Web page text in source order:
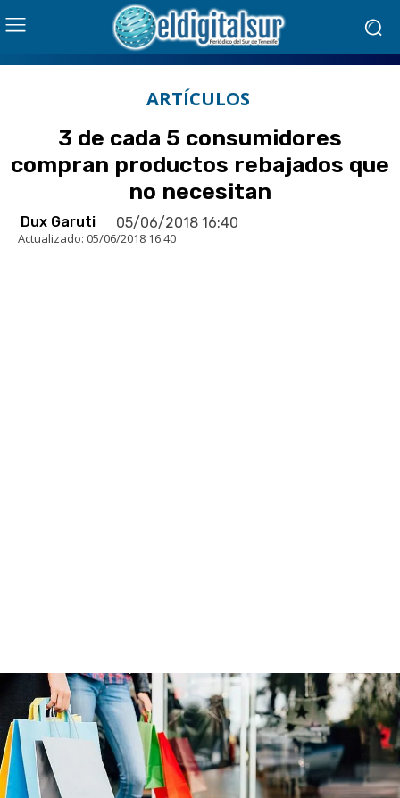
ARTÍCULOS
3 de cada 5 consumidores
compran productos rebajados que
no necesitan
Dux Garuti 05/06/2018 16:40
Actualizado: 05/06/2018 16:40